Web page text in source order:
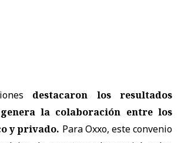
destacaron los resultados
la colaboración entre los
y privado. Para Oxxo, este convenio